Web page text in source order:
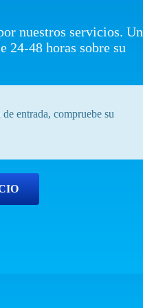
nuestros servicios. Un
24-48 horas sobre su
entrada, compruebe su